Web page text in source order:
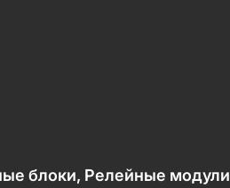
блоки, Релейные модули